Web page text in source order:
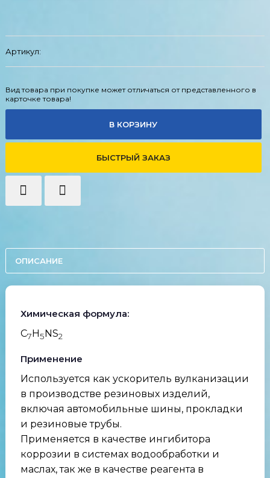
Артикул:
Вид товара при покупке может отличаться от представленного в
карточке товара!
В КОРЗИНУ
БЫСТРЫЙ ЗАКАЗ
ОПИСАНИЕ
Химическая формула:
C7H5NS2
Применение
Используется как ускоритель вулканизации
в производстве резиновых изделий,
включая автомобильные шины, прокладки
и резиновые трубы.
Применяется в качестве ингибитора
коррозии в системах водообработки и
маслах, так же в качестве реагента в